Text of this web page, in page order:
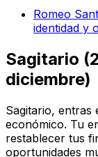
Romeo
identidad y
Sagitario
diciembre)
Sagitario, entras
económico. Tu
restablecer tus
oportunidades